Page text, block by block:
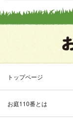
トップページ
お庭110番とは